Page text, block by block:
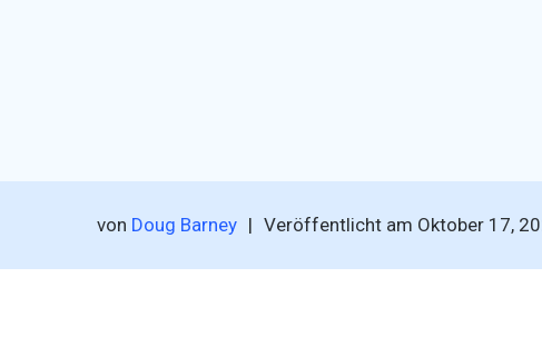
von Doug Barney | Veröffentlicht am Oktober 17,